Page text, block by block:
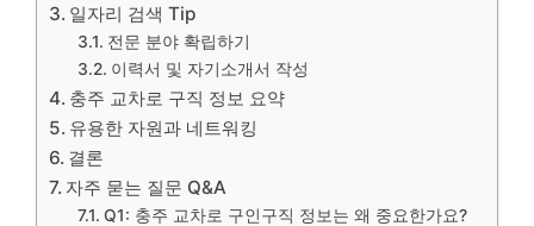
일자리 검색 Tip
전문 분야 확립하기
이력서 및 자기소개서 작성
충주 교차로 구직 정보 요약
유용한 자원과 네트워킹
결론
자주 묻는 질문 Q&A
Q1: 충주 교차로 구인구직 정보는 왜 중요한가요?